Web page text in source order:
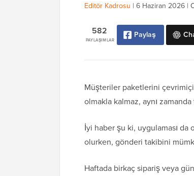
Editör Kadrosu | 6 Haziran 2026 |
PAYLAŞIMLAR
582 Paylaş
Müşteriler paketlerini
olmakla kalmaz, aynı zamanda
İyi haber şu ki, uygulaması da
olurken, gönderi takibini
Haftada birkaç sipariş veya